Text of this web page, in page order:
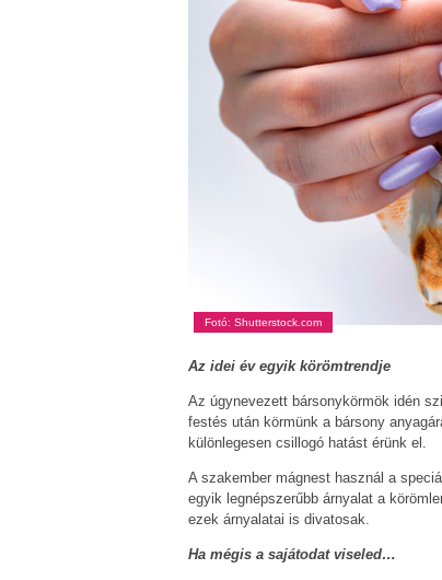
Fotó: Shutterstock.com
Az idei év egyik körömtrendje
Az úgynevezett bársonykörmök idén
festés után körmünk a bársony
különlegesen csillogó hatást érünk el.
A szakember mágnest használ a
egyik legnépszerűbb árnyalat a
ezek árnyalatai is divatosak.
Ha mégis a sajátodat viseled…